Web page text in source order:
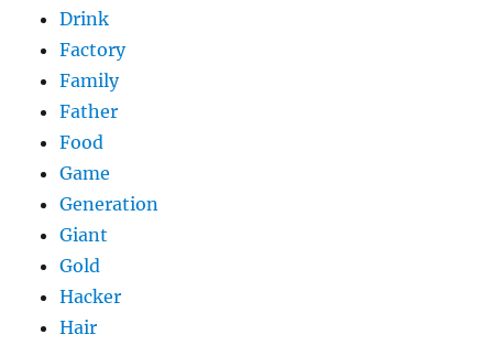
Drink
Factory
Family
Father
Food
Game
Generation
Giant
Gold
Hacker
Hair